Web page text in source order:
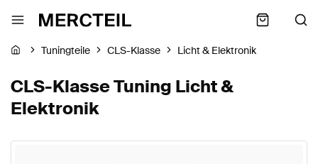
Tuningteile CLS-Klasse Licht & Elektronik
CLS-Klasse Tuning Licht &
Elektronik